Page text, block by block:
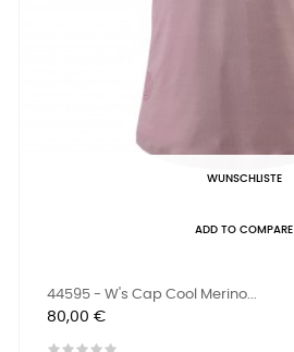
WUNSCHLISTE
ADD TO COMPARE
44595 - W's Cap Cool Merino...
Preis
80,00 €